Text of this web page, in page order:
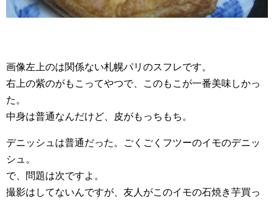
画像左上のは関係ない札幌パリのスフレです。
右上の紫のがもこってやつで、このもこが一番美味しかっ
た。
中身は普通なんだけど、皮がもっちもち。
デニッシュは普通だった。ごくごくフツーのイモのデニッ
シュ。
で、問題は次ですよ。
撮影はしてないんですが、友人がこのイモの石焼き芋買っ